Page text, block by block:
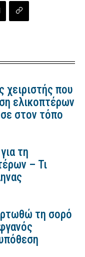
χειριστής που
ελικοπτέρων
στον τόπο
τη
– Τι
τη σορό